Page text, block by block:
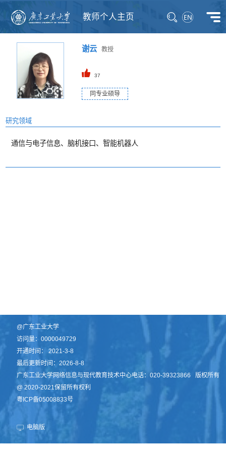
教师个人主页
谢云教授
37
同专业硕导
研究领域
通信与电子信息、脑机接口、智能机器人
@广东工业大学
访问量：0000049729
开通时间：2021-3-8
最后更新时间：2026-8-8
广东工业大学网络信息与现代教育技术中心电话：020-39323866 版权所有
@ 2020-2021保留所有权利
粤ICP备05008833号
电脑版